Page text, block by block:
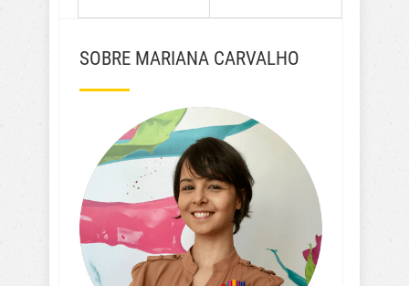
SOBRE MARIANA CARVALHO